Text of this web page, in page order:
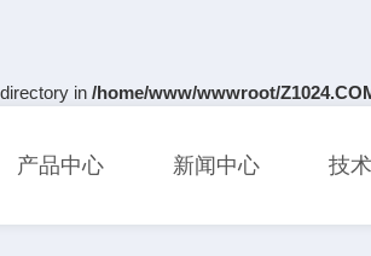
in /home/www/wwwroot/
产品中心 新闻中心 技